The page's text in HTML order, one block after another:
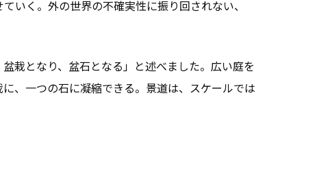
いく。外の世界の不確実性に振り回されない、
栽となり、盆石となる」と述べました。広い庭を
、一つの石に凝縮できる。景道は、スケールでは